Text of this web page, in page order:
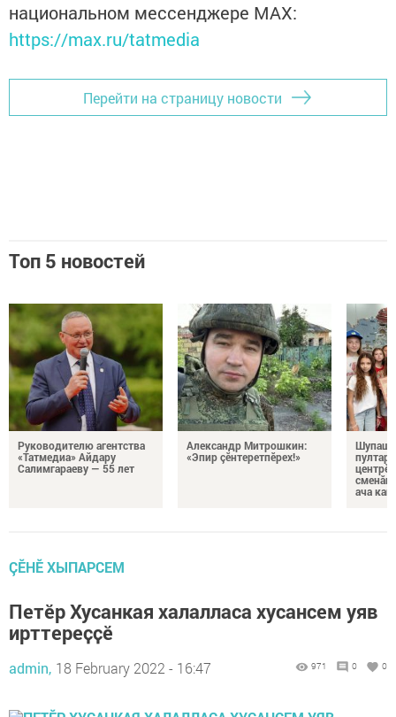
национальном мессенджере MАХ:
https://max.ru/tatmedia
Перейти на страницу новости
Топ 5 новостей
Руководителю агентства
«Татмедиа» Айдару
Салимгараеву — 55 лет
Александр Митрошкин:
«Эпир çӗнтеретпӗрех!»
ача
ÇӖНӖ ХЫПАРСЕМ
Петӗр Хусанкая халалласа хусансем уяв
ирттереҫҫӗ
admin, 18 February 2022 - 16:47 971 0 0